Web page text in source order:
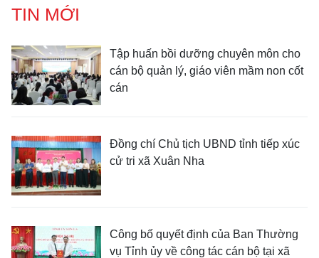
TIN MỚI
Tập huấn bồi dưỡng chuyên môn cho
cán bộ quản lý, giáo viên mầm non cốt
cán
Đồng chí Chủ tịch UBND tỉnh tiếp xúc
cử tri xã Xuân Nha
Công bố quyết định của Ban Thường
vụ Tỉnh ủy về công tác cán bộ tại xã